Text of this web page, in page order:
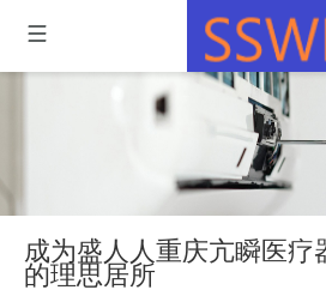
成为盛人人重庆亢瞬医疗
的理思居所